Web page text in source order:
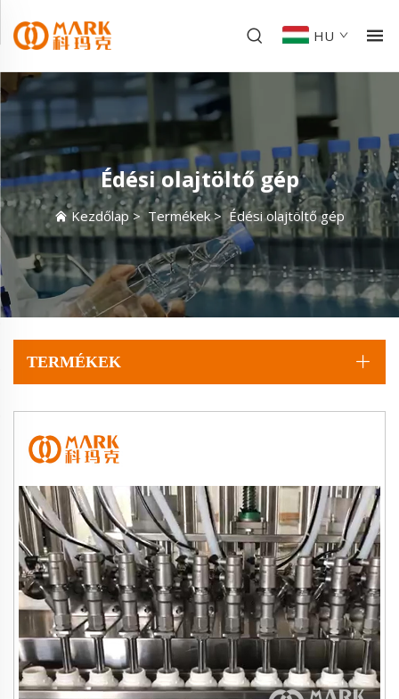
HU
Édési olajtöltő gép
Kezdőlap >Termékek>Édési olajtöltő gép
TERMÉKEK